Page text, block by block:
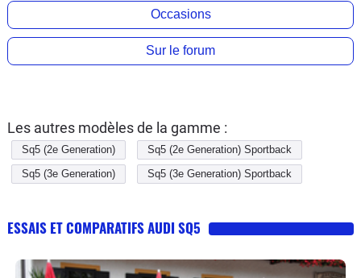
Occasions
Sur le forum
Les autres modèles de la gamme :
Sq5 (2e Generation)
Sq5 (2e Generation) Sportback
Sq5 (3e Generation)
Sq5 (3e Generation) Sportback
ESSAIS ET COMPARATIFS AUDI SQ5